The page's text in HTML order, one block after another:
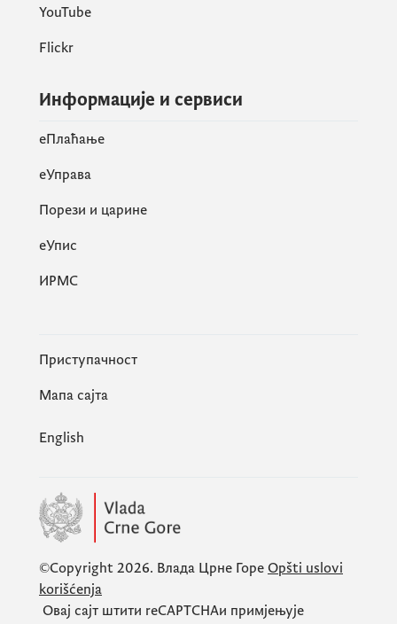
YouTube
Flickr
Информације и сервиси
eПлаћање
еУправа
Порези и царине
eУпис
ИРМС
Приступачност
Мапа сајта
English
©Copyright 2026. Влада Црне Горе Opšti uslovi
korišćenja
Овај сајт штити reCAPTCHAи примјењује